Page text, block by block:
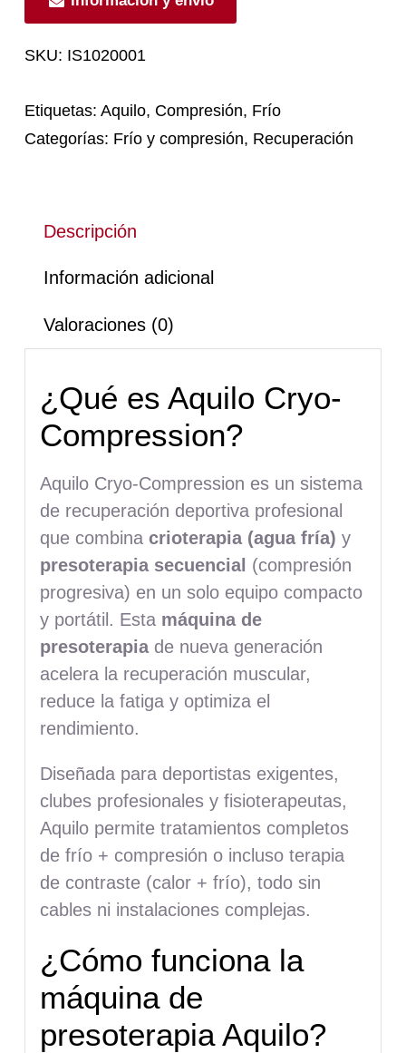
SKU: IS1020001
Etiquetas:Aquilo, Compresión, Frío
Categorías: Frío y compresión, Recuperación
Descripción
Información adicional
Valoraciones (0)
¿Qué es Aquilo Cryo-
Compression?
Aquilo Cryo-Compression es un sistema
de recuperación deportiva profesional
que combina crioterapia (agua fría) y
presoterapia secuencial (compresión
progresiva) en un solo equipo compacto
y portátil. Esta máquina de
presoterapiade nueva generación
acelera la recuperación muscular,
reduce la fatiga y optimiza el
rendimiento.
Diseñada para deportistas exigentes,
clubes profesionales y fisioterapeutas,
Aquilo permite tratamientos completos
de frío + compresión o incluso terapia
de contraste (calor + frío), todo sin
cables ni instalaciones complejas.
¿Cómo funciona la
máquina de
presoterapia Aquilo?